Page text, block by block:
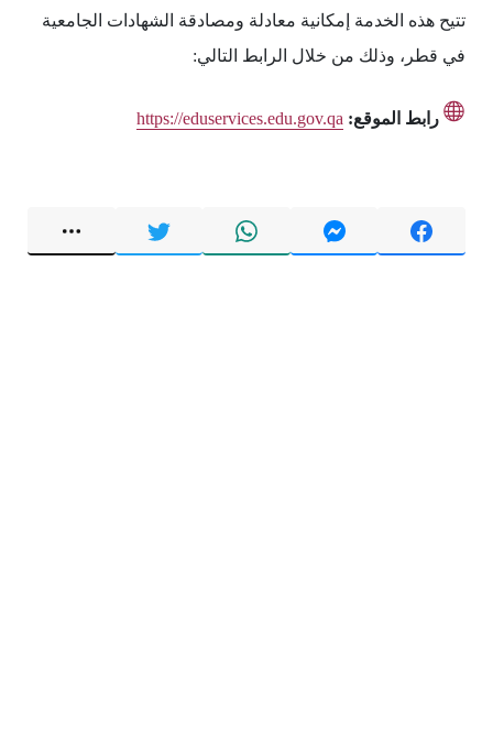
تتيح هذه الخدمة إمكانية معادلة ومصادقة الشهادات الجامعية
في قطر، وذلك من خلال الرابط التالي:
رابط الموقع: https://eduservices.edu.gov.qa